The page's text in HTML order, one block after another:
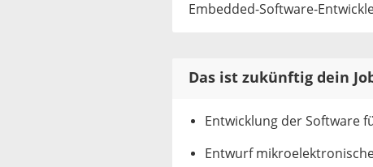
Embedded-Software-
Das ist zukünftig dein
Entwicklung der Software
Entwurf